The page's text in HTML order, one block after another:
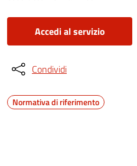
Accedi al servizio
Condividi
Normativa di riferimento